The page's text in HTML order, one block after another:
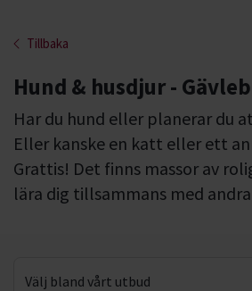
Tillbaka
Hund & husdjur -
Har du hund eller planerar du
Eller kanske en katt eller ett
Grattis! Det finns massor av
lära dig tillsammans med
Välj bland vårt utbud